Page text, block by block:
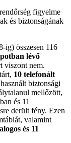
figyelme
és biztonságának
ig) összesen 116
lévő
viszont nem.
10 telefonált
biztonsági
mellőzött,
és 11
derült fény. Ezen
valamint
és 11